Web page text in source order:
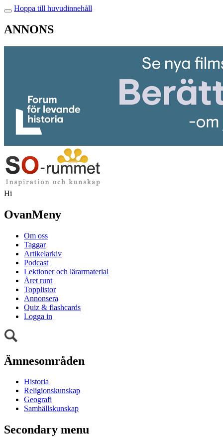
Hoppa till huvudinnehåll
ANNONS
Hi
OvanMeny
Om oss
Taggar
Artikelarkiv
Podcast
Lektioner och lärarmaterial
Året runt
Topplistor
Annonsera
Quiz & flashcards
Logga in
Ämnesområden
Historia
Religionskunskap
Geografi
Samhällskunskap
Secondary menu